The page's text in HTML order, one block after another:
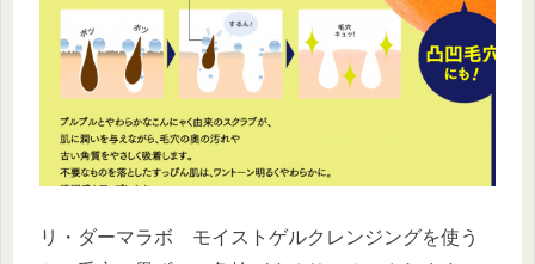
リ・ダーマラボ モイストゲルクレンジングを使う